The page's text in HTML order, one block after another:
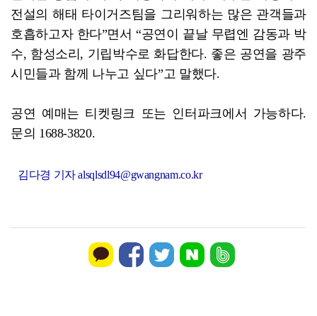
전설의 해태 타이거즈팀을 그리워하는 많은 관객들과
호흡하고자 한다”면서 “공연이 끝날 무렵엔 감동과 박
수, 함성소리, 기립박수로 화답한다. 좋은 공연을 광주
시민들과 함께 나누고 싶다”고 말했다.
공연 예매는 티켓링크 또는 인터파크에서 가능하다.
문의 1688-3820.
김다경 기자 alsqlsdl94@gwangnam.co.kr